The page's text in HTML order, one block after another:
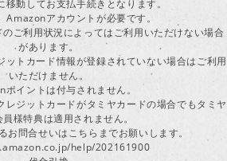
動してお支払手続きとなります。
Amazonアカウントが必要です。
ご利用状況によってはご利用いただけない場合
があります。
トカード情報が登録されていない場合はご利用
いただけません。
イントは付与されません。
ジットカードがタミヤカードの場合でもタミヤ
様特典は適用されません。
問合せいはこちらまでお願いします。
help/202161900